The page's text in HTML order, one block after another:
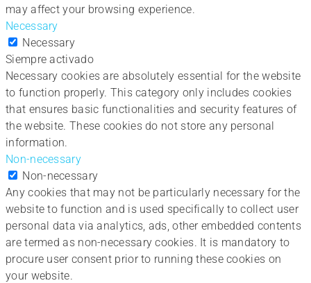
may affect your browsing experience.
Necessary
Necessary
Siempre activado
Necessary cookies are absolutely essential for the website
to function properly. This category only includes cookies
that ensures basic functionalities and security features of
the website. These cookies do not store any personal
information.
Non-necessary
Non-necessary
Any cookies that may not be particularly necessary for the
website to function and is used specifically to collect user
personal data via analytics, ads, other embedded contents
are termed as non-necessary cookies. It is mandatory to
procure user consent prior to running these cookies on
your website.